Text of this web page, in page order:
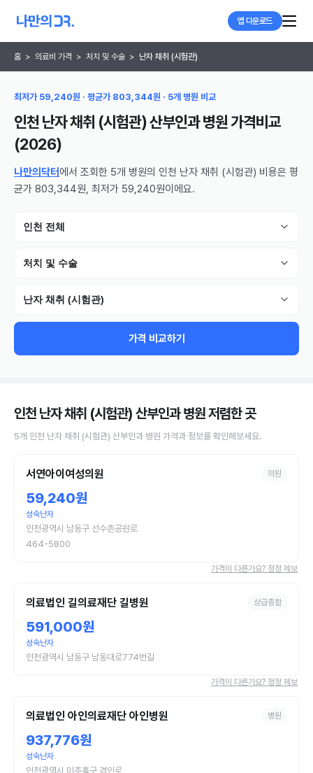
앱 다운로드
홈 > 의료비 가격 > 처치 및 수술 > 난자 채취 (시험관)
최저가 59,240원 · 평균가 803,344원 · 5개 병원 비교
인천 난자 채취 (시험관) 산부인과 병원가격비교
(2026)
나만의닥터 에서 조회한 5개 병원의 인천 난자 채취 (시험관) 비용은 평
균가 803,344원, 최저가 59,240원이에요.
인천 전체
처치 및 수술
난자 채취 (시험관)
가격 비교하기
인천 난자 채취 (시험관) 산부인과 병원저렴한 곳
5개 인천 난자 채취 (시험관) 산부인과 병원 가격과 정보를 확인해보세요.
서연아이여성의원 의원
59,240원
성숙난자
인천광역시 남동구 선수촌공원로
464-5800
가격이 다른가요? 정정 제보
의료법인 길의료재단 길병원 상급종합
591,000원
성숙난자
인천광역시 남동구 남동대로774번길
가격이 다른가요? 정정 제보
의료법인 아인의료재단 아인병원 병원
937,776원
성숙난자
인천광역시 미추홀구 경인로